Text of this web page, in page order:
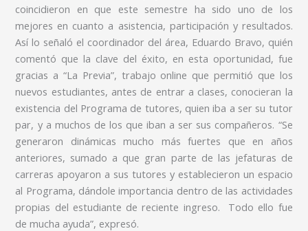
coincidieron en que este semestre ha sido uno de los
mejores en cuanto a asistencia, participación y resultados.
Así lo señaló el coordinador del área, Eduardo Bravo, quién
comentó que la clave del éxito, en esta oportunidad, fue
gracias a “La Previa”, trabajo online que permitió que los
nuevos estudiantes, antes de entrar a clases, conocieran la
existencia del Programa de tutores, quien iba a ser su tutor
par, y a muchos de los que iban a ser sus compañeros. “Se
generaron dinámicas mucho más fuertes que en años
anteriores, sumado a que gran parte de las jefaturas de
carreras apoyaron a sus tutores y establecieron un espacio
al Programa, dándole importancia dentro de las actividades
propias del estudiante de reciente ingreso. Todo ello fue
de mucha ayuda”, expresó.